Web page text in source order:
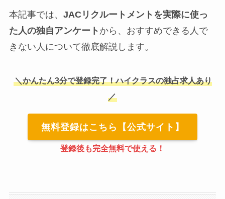
本記事では、 JACリクルートメントを実際に使っ
た人の独自アンケート から、おすすめできる人で
きない人について徹底解説します。
＼かんたん3分で登録完了！ハイクラスの独占求人あり
／
無料登録はこちら【公式サイト】
登録後も完全無料で使える！